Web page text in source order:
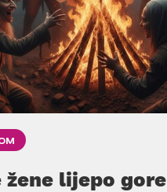
žene lijepo gore